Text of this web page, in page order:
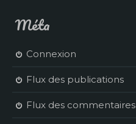
Méta
Connexion
Flux des publications
Flux des commentaires